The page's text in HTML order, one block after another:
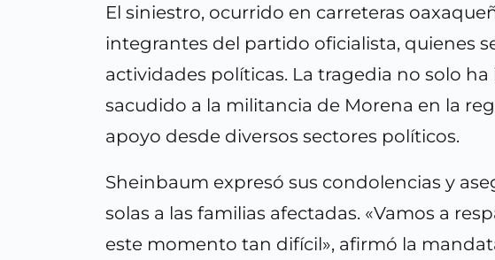
El siniestro, ocurrido en carreteras
integrantes del partido oficialista, quienes
actividades políticas. La tragedia no solo
sacudido a la militancia de Morena en la
apoyo desde diversos sectores políticos.
Sheinbaum expresó sus condolencias y
solas a las familias afectadas. «Vamos a
este momento tan difícil», afirmó la